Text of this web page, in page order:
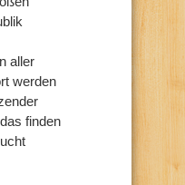
aller
werden
finden